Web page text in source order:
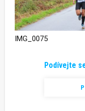
Podívejte
IMG_0075